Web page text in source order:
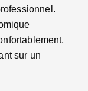
sur un